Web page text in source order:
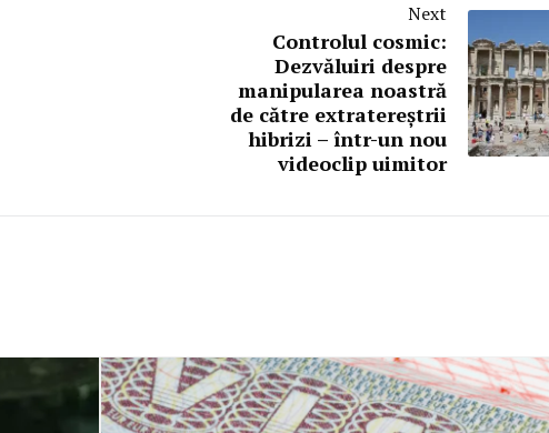
Next
Controlul cosmic:
Dezvăluiri despre
manipularea noastră
de către extratereștrii
hibrizi – într-un nou
videoclip uimitor